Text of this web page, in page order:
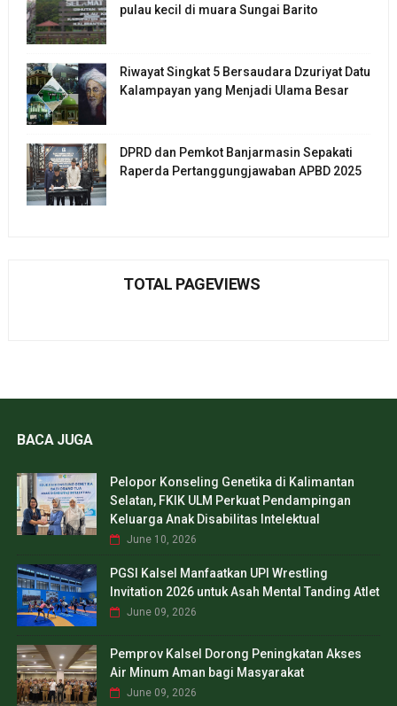
pulau kecil di muara Sungai Barito
Riwayat Singkat 5 Bersaudara Dzuriyat Datu
Kalampayan yang Menjadi Ulama Besar
DPRD dan Pemkot Banjarmasin Sepakati
Raperda Pertanggungjawaban APBD 2025
TOTAL PAGEVIEWS
BACA JUGA
Pelopor Konseling Genetika di Kalimantan
Selatan, FKIK ULM Perkuat Pendampingan
Keluarga Anak Disabilitas Intelektual
June 10, 2026
PGSI Kalsel Manfaatkan UPI Wrestling
Invitation 2026 untuk Asah Mental Tanding Atlet
June 09, 2026
Pemprov Kalsel Dorong Peningkatan Akses
Air Minum Aman bagi Masyarakat
June 09, 2026